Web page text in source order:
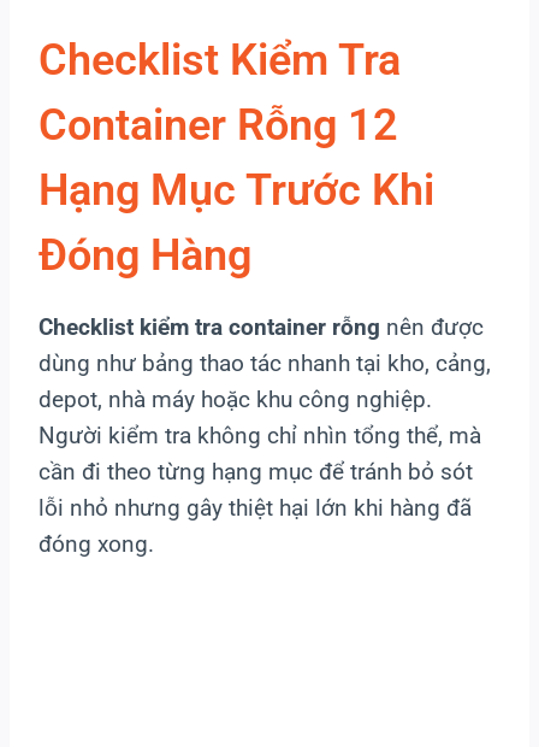
Checklist Kiểm Tra
Container Rỗng 12
Hạng Mục Trước Khi
Đóng Hàng
Checklist kiểm tra container rỗng nên được
dùng như bảng thao tác nhanh tại kho, cảng,
depot, nhà máy hoặc khu công nghiệp.
Người kiểm tra không chỉ nhìn tổng thể, mà
cần đi theo từng hạng mục để tránh bỏ sót
lỗi nhỏ nhưng gây thiệt hại lớn khi hàng đã
đóng xong.